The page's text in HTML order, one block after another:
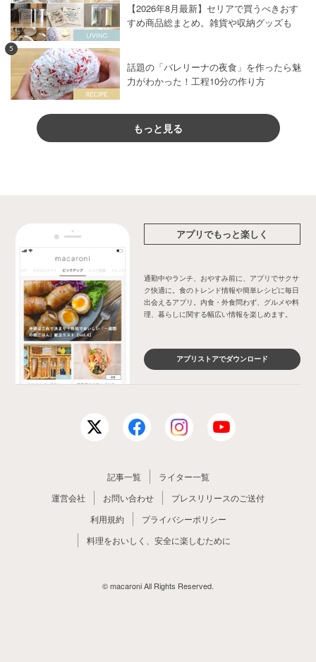
【2026年8月最新】セリアで買うべきおす
すめ商品総まとめ。雑貨や収納グッズも
5
話題の「バレリーナの夜食」を作ったら魅
力がわかった！工程10分の作り方
もっと見る
アプリでもっと楽しく
通勤中やランチ、おやすみ前に、アプリでサクサ
ク快適に。食のトレンド情報や簡単レシピに毎日
出会えるアプリ。内食・外食問わず、グルメや料
理、暮らしに関する幅広い情報を楽しめます。
アプリストアでダウンロード
記事一覧
ライター一覧
運営会社
お問い合わせ
プレスリリースのご送付
利用規約
プライバシーポリシー
料理をおいしく、安全に楽しむために
© macaroni All Rights Reserved.